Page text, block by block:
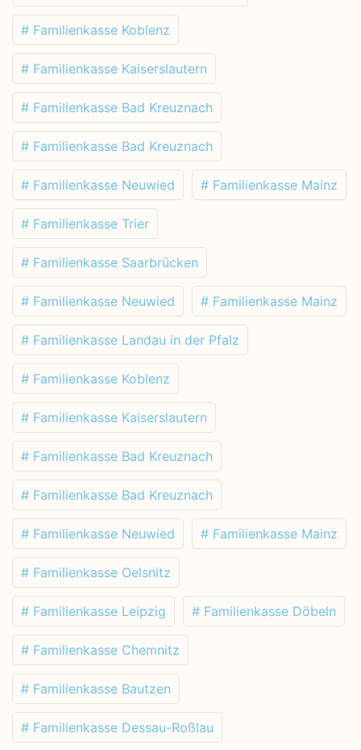
# Familienkasse Koblenz
# Familienkasse Kaiserslautern
# Familienkasse Bad Kreuznach
# Familienkasse Bad Kreuznach
# Familienkasse Neuwied # Familienkasse Mainz
# Familienkasse Trier
# Familienkasse Saarbrücken
# Familienkasse Neuwied # Familienkasse Mainz
# Familienkasse Landau in der Pfalz
# Familienkasse Koblenz
# Familienkasse Kaiserslautern
# Familienkasse Bad Kreuznach
# Familienkasse Bad Kreuznach
# Familienkasse Neuwied # Familienkasse Mainz
# Familienkasse Oelsnitz
# Familienkasse Leipzig # Familienkasse Döbeln
# Familienkasse Chemnitz
# Familienkasse Bautzen
# Familienkasse Dessau-Roßlau